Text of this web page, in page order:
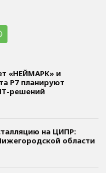
«НЕЙМАРК» и
P7 планируют
решений
на ЦИПР:
области